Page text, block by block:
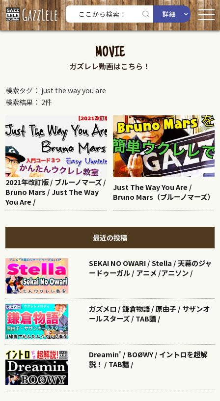
詳細
MOVIE
ガズレレ動画はこちら！
検索タグ： just the way you are
検索結果： 2件
2021年改訂版 / ブルーノマーズ /
Bruno Mars / Just The Way
You Are /
Just The Way You Are /
Bruno Mars（ブルーノマーズ）
最近の投稿
SEKAI NO OWARI / Stella / 天幕のジャ
ードゥーガル / アニメ /アニソン /
ガズメロ / 鎌倉物語 / 原由子 / サザンオ
ールスターズ / TAB譜 /
Dreamin' / BOØWY / イントロを超解
説！ / TAB譜 /